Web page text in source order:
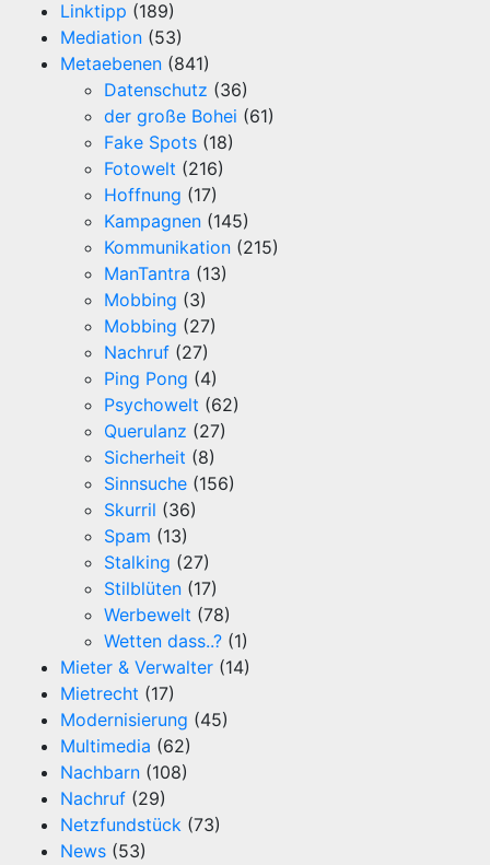
Linktipp (189)
Mediation (53)
Metaebenen (841)
Datenschutz (36)
der große Bohei (61)
Fake Spots (18)
Fotowelt (216)
Hoffnung (17)
Kampagnen (145)
Kommunikation (215)
ManTantra (13)
Mobbing (3)
Mobbing (27)
Nachruf (27)
Ping Pong (4)
Psychowelt (62)
Querulanz (27)
Sicherheit (8)
Sinnsuche (156)
Skurril (36)
Spam (13)
Stalking (27)
Stilblüten (17)
Werbewelt (78)
Wetten dass..? (1)
Mieter & Verwalter (14)
Mietrecht (17)
Modernisierung (45)
Multimedia (62)
Nachbarn (108)
Nachruf (29)
Netzfundstück (73)
News (53)